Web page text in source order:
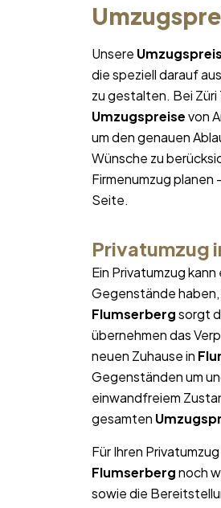
Unsere
die speziell darauf
zu gestalten. Bei
Umzugspreisevon
um den genauen
Wünsche zu
Firmenumzug planen
Seite.
Privatumzug
Ein Privatumzug
Gegenstände
Flumserbergsorgt
übernehmen das
neuen Zuhause in
Gegenständen um
einwandfreiem
gesamten
Für Ihren
Flumserbergnoch
sowie die